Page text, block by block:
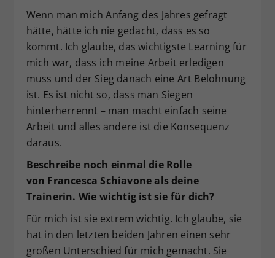
Wenn man mich Anfang des Jahres gefragt
hätte, hätte ich nie gedacht, dass es so
kommt. Ich glaube, das wichtigste Learning für
mich war, dass ich meine Arbeit erledigen
muss und der Sieg danach eine Art Belohnung
ist. Es ist nicht so, dass man Siegen
hinterherrennt – man macht einfach seine
Arbeit und alles andere ist die Konsequenz
daraus.
Beschreibe noch einmal die Rolle
von Francesca Schiavone als deine
Trainerin. Wie wichtig ist sie für dich?
Für mich ist sie extrem wichtig. Ich glaube, sie
hat in den letzten beiden Jahren einen sehr
großen Unterschied für mich gemacht. Sie